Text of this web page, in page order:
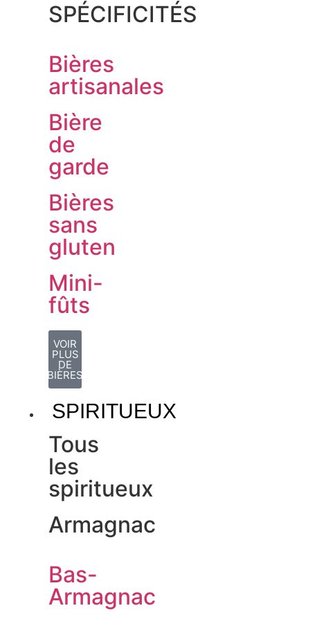
SPÉCIFICITÉS
Bières
artisanales
Bière
de
garde
Bières
sans
gluten
Mini-
fûts
VOIR
PLUS
DE
BIÈRES
SPIRITUEUX
Tous
les
spiritueux
Armagnac
Bas-
Armagnac